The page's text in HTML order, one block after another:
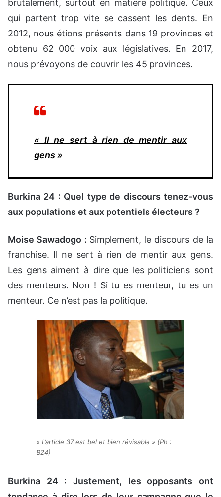
brutalement, surtout en matière politique. Ceux
qui partent trop vite se cassent les dents. En
2012, nous étions présents dans 19 provinces et
obtenu 62 000 voix aux législatives. En 2017,
nous prévoyons de couvrir les 45 provinces.
« Il ne sert à rien de mentir aux
gens »
Burkina 24 : Quel type de discours tenez-vous
aux populations et aux potentiels électeurs ?
Moise Sawadogo : Simplement, le discours de la
franchise. Il ne sert à rien de mentir aux gens.
Les gens aiment à dire que les politiciens sont
des menteurs. Non ! Si tu es menteur, tu es un
menteur. Ce n’est pas la politique.
« L’article 37 est bel et bien révisable » (Ph :
B24)
Burkina 24 : Justement, les opposants ont